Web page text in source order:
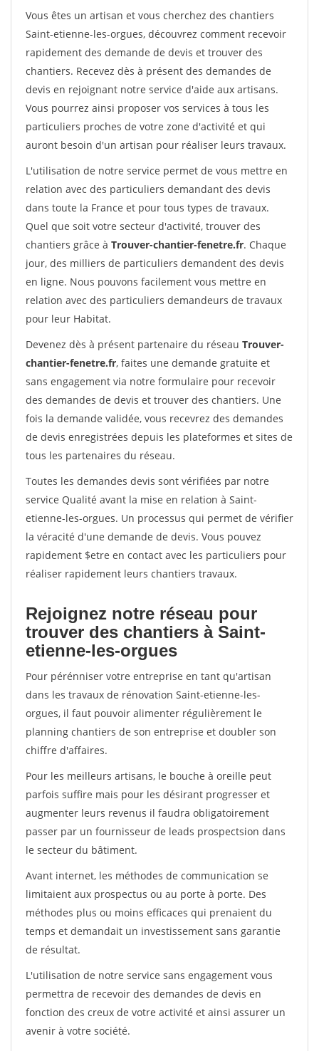
Vous êtes un artisan et vous cherchez des chantiers
Saint-etienne-les-orgues, découvrez comment recevoir
rapidement des demande de devis et trouver des
chantiers. Recevez dès à présent des demandes de
devis en rejoignant notre service d'aide aux artisans.
Vous pourrez ainsi proposer vos services à tous les
particuliers proches de votre zone d'activité et qui
auront besoin d'un artisan pour réaliser leurs travaux.
L'utilisation de notre service permet de vous mettre en
relation avec des particuliers demandant des devis
dans toute la France et pour tous types de travaux.
Quel que soit votre secteur d'activité, trouver des
chantiers grâce à Trouver-chantier-fenetre.fr. Chaque
jour, des milliers de particuliers demandent des devis
en ligne. Nous pouvons facilement vous mettre en
relation avec des particuliers demandeurs de travaux
pour leur Habitat.
Devenez dès à présent partenaire du réseau Trouver-
chantier-fenetre.fr, faites une demande gratuite et
sans engagement via notre formulaire pour recevoir
des demandes de devis et trouver des chantiers. Une
fois la demande validée, vous recevrez des demandes
de devis enregistrées depuis les plateformes et sites de
tous les partenaires du réseau.
Toutes les demandes devis sont vérifiées par notre
service Qualité avant la mise en relation à Saint-
etienne-les-orgues. Un processus qui permet de vérifier
la véracité d'une demande de devis. Vous pouvez
rapidement $etre en contact avec les particuliers pour
réaliser rapidement leurs chantiers travaux.
Rejoignez notre réseau pour
trouver des chantiers à Saint-
etienne-les-orgues
Pour pérénniser votre entreprise en tant qu'artisan
dans les travaux de rénovation Saint-etienne-les-
orgues, il faut pouvoir alimenter régulièrement le
planning chantiers de son entreprise et doubler son
chiffre d'affaires.
Pour les meilleurs artisans, le bouche à oreille peut
parfois suffire mais pour les désirant progresser et
augmenter leurs revenus il faudra obligatoirement
passer par un fournisseur de leads prospectsion dans
le secteur du bâtiment.
Avant internet, les méthodes de communication se
limitaient aux prospectus ou au porte à porte. Des
méthodes plus ou moins efficaces qui prenaient du
temps et demandait un investissement sans garantie
de résultat.
L'utilisation de notre service sans engagement vous
permettra de recevoir des demandes de devis en
fonction des creux de votre activité et ainsi assurer un
avenir à votre société.